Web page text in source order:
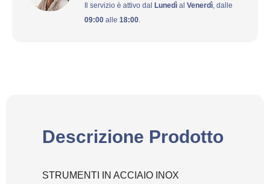
Il servizio è attivo dal Lunedì al Venerdì , dalle
09:00 alle 18:00
Descrizione Prodotto
STRUMENTI IN ACCIAIO INOX